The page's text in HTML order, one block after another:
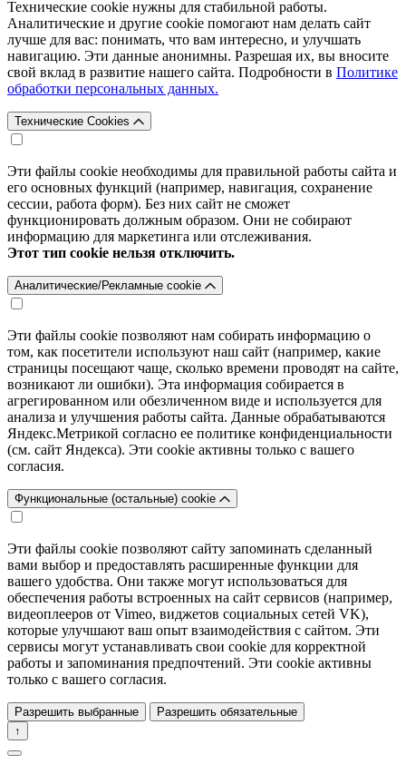
Технические cookie нужны для стабильной работы.
Аналитические и другие cookie помогают нам делать сайт
лучше для вас: понимать, что вам интересно, и улучшать
навигацию. Эти данные анонимны. Разрешая их, вы вносите
свой вклад в развитие нашего сайта. Подробности в Политике
обработки персональных данных.
Технические Cookies
Эти файлы cookie необходимы для правильной работы сайта и
его основных функций (например, навигация, сохранение
сессии, работа форм). Без них сайт не сможет
функционировать должным образом. Они не собирают
информацию для маркетинга или отслеживания.
Этот тип cookie нельзя отключить.
Аналитические/Рекламные cookie
Эти файлы cookie позволяют нам собирать информацию о
том, как посетители используют наш сайт (например, какие
страницы посещают чаще, сколько времени проводят на сайте,
возникают ли ошибки). Эта информация собирается в
агрегированном или обезличенном виде и используется для
анализа и улучшения работы сайта. Данные обрабатываются
Яндекс.Метрикой согласно ее политике конфиденциальности
(см. сайт Яндекса). Эти cookie активны только с вашего
согласия.
Функциональные (остальные) cookie
Эти файлы cookie позволяют сайту запоминать сделанный
вами выбор и предоставлять расширенные функции для
вашего удобства. Они также могут использоваться для
обеспечения работы встроенных на сайт сервисов (например,
видеоплееров от Vimeo, виджетов социальных сетей VK),
которые улучшают ваш опыт взаимодействия с сайтом. Эти
сервисы могут устанавливать свои cookie для корректной
работы и запоминания предпочтений. Эти cookie активны
только с вашего согласия.
Разрешить выбранные
Разрешить обязательные
↑